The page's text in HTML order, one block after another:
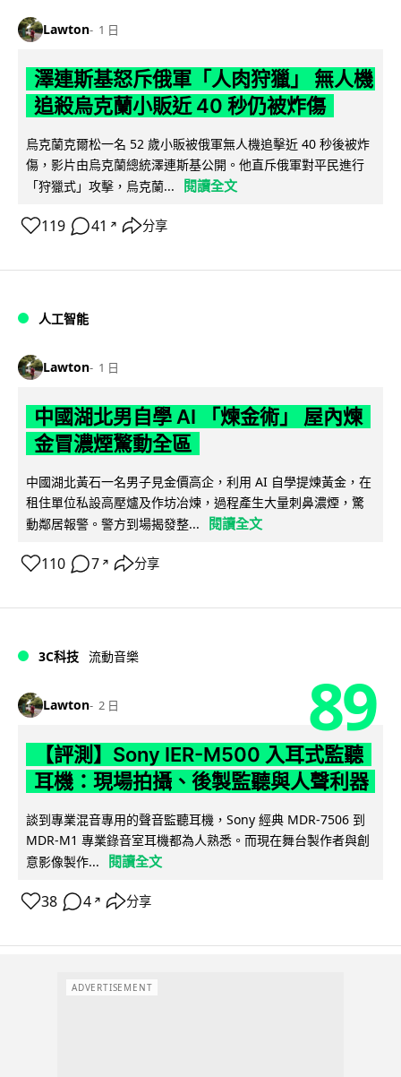
Lawton 1 日
澤連斯基怒斥俄軍「人肉狩獵」 無人機
追殺烏克蘭小販近 40 秒仍被炸傷
烏克蘭克爾松一名 52 歲小販被俄軍無人機追擊近 40 秒後被炸
傷，影片由烏克蘭總統澤連斯基公開。他直斥俄軍對平民進行
「狩獵式」攻擊，烏克蘭...
閱讀全文
119 41 ↗ 分享
人工智能
Lawton 1 日
中國湖北男自學 AI 「煉金術」 屋內煉
金冒濃煙驚動全區
中國湖北黃石一名男子見金價高企，利用 AI 自學提煉黃金，在
租住單位私設高壓爐及作坊冶煉，過程產生大量刺鼻濃煙，驚
動鄰居報警。警方到場揭發整...
閱讀全文
110 7 ↗ 分享
3C科技 流動音樂
Lawton 2 日 89
【評測】Sony IER-M500 入耳式監聽
耳機：現場拍攝、後製監聽與人聲利器
談到專業混音專用的聲音監聽耳機，Sony 經典 MDR-7506 到
MDR-M1 專業錄音室耳機都為人熟悉。而現在舞台製作者與創
意影像製作...
閱讀全文
38 4 ↗ 分享
ADVERTISEMENT